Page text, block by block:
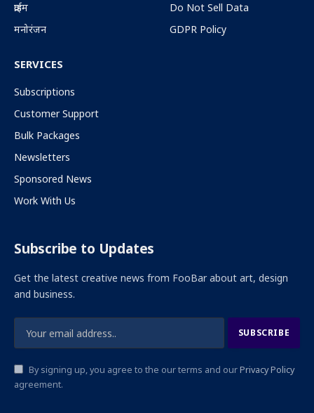
क्राईम
मनोरंजन
Do Not Sell Data
GDPR Policy
SERVICES
Subscriptions
Customer Support
Bulk Packages
Newsletters
Sponsored News
Work With Us
Subscribe to Updates
Get the latest creative news from FooBar about art, design
and business.
By signing up, you agree to the our terms and ourPrivacy Policy
agreement.